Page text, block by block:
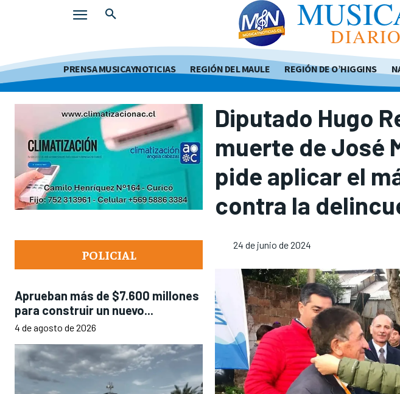
PRENSA MUSICAYNOTICIAS REGIÓN DEL MAULE REGIÓN DE O’HIGGINS
POLICIAL
Aprueban más de $7.600 millones
para construir un nuevo...
4 de agosto de 2026
Diputado Hugo
muerte de José
pide aplicar el
contra la
24 de junio de 2024